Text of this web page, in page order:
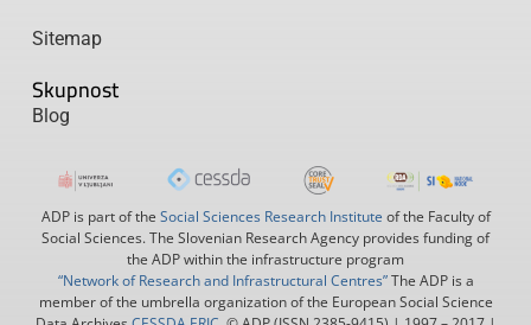
Sitemap
Skupnost
Blog
ADP is part of the Social Sciences Research Institute of the Faculty of
Social Sciences. The Slovenian Research Agency provides funding of
the ADP within the infrastructure program
“Network of Research and Infrastructural Centres”The ADP is a
member of the umbrella organization of the European Social Science